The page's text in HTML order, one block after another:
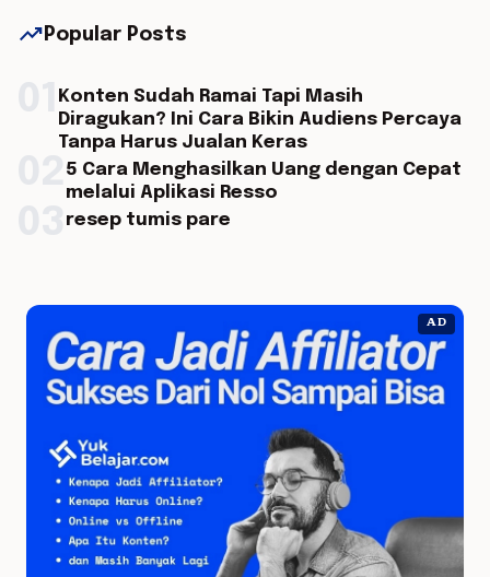
trending_up Popular Posts
Konten Sudah Ramai Tapi Masih
Diragukan? Ini Cara Bikin Audiens Percaya
Tanpa Harus Jualan Keras
5 Cara Menghasilkan Uang dengan Cepat
melalui Aplikasi Resso
resep tumis pare
AD